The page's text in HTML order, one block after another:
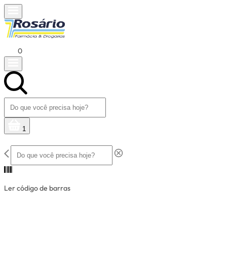
0
1
Ler código de barras